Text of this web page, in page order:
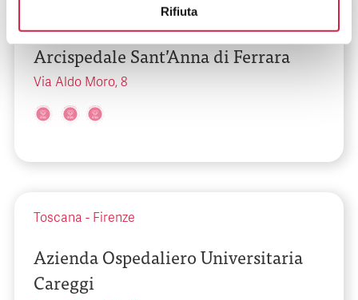
Rifiuta
Azienda Ospedaliero Universitaria
Arcispedale Sant’Anna di Ferrara
Via Aldo Moro, 8
Toscana - Firenze
Azienda Ospedaliero Universitaria
Careggi